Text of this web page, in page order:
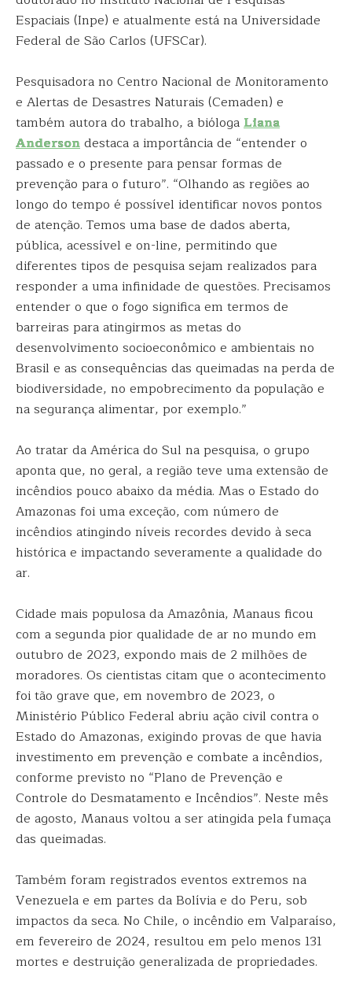
Espaciais (Inpe) e atualmente está na Universidade
Federal de São Carlos (UFSCar).
Pesquisadora no Centro Nacional de Monitoramento
e Alertas de Desastres Naturais (Cemaden) e
também autora do trabalho, a biólogaLiana
Andersondestaca a importância de “entender o
passado e o presente para pensar formas de
prevenção para o futuro”. “Olhando as regiões ao
longo do tempo é possível identificar novos pontos
de atenção. Temos uma base de dados aberta,
pública, acessível e on-line, permitindo que
diferentes tipos de pesquisa sejam realizados para
responder a uma infinidade de questões. Precisamos
entender o que o fogo significa em termos de
barreiras para atingirmos as metas do
desenvolvimento socioeconômico e ambientais no
Brasil e as consequências das queimadas na perda de
biodiversidade, no empobrecimento da população e
na segurança alimentar, por exemplo.”
Ao tratar da América do Sul na pesquisa, o grupo
aponta que, no geral, a região teve uma extensão de
incêndios pouco abaixo da média. Mas o Estado do
Amazonas foi uma exceção, com número de
incêndios atingindo níveis recordes devido à seca
histórica e impactando severamente a qualidade do
ar.
Cidade mais populosa da Amazônia, Manaus ficou
com a segunda pior qualidade de ar no mundo em
outubro de 2023, expondo mais de 2 milhões de
moradores. Os cientistas citam que o acontecimento
foi tão grave que, em novembro de 2023, o
Ministério Público Federal abriu ação civil contra o
Estado do Amazonas, exigindo provas de que havia
investimento em prevenção e combate a incêndios,
conforme previsto no “Plano de Prevenção e
Controle do Desmatamento e Incêndios”. Neste mês
de agosto, Manaus voltou a ser atingida pela fumaça
das queimadas.
Também foram registrados eventos extremos na
Venezuela e em partes da Bolívia e do Peru, sob
impactos da seca. No Chile, o incêndio em Valparaíso,
em fevereiro de 2024, resultou em pelo menos 131
mortes e destruição generalizada de propriedades.